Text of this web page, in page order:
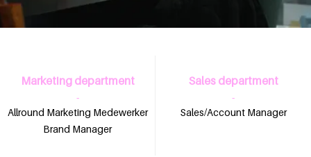
Marketing department
-
Allround Marketing Medewerker
Brand Manager
Sales department
-
Sales/Account Manager